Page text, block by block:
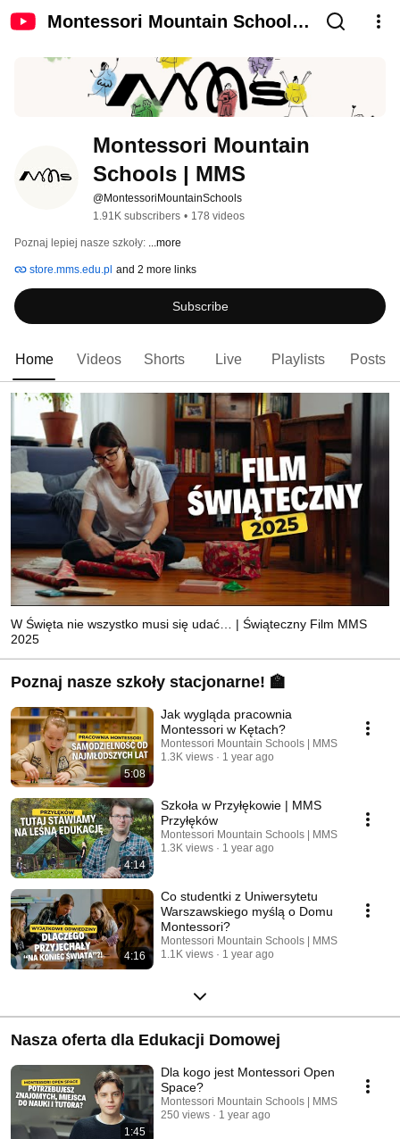
Montessori Mountain Schools |
Montessori Mountain
Schools | MMS
@MontessoriMountainSchools
1.91K subscribers • 178 videos
Poznaj lepiej nasze szkoły: ...more
store.mms.edu.pl and 2 more links
Subscribe
Home Videos Shorts Live Playlists Posts
W Święta nie wszystko musi się udać… | Świąteczny Film MMS
2025
Poznaj nasze szkoły stacjonarne! 🏫
5:08
Jak wygląda pracownia
Montessori w Kętach?
Montessori Mountain Schools | MMS
1.3K views
1 year ago
4:14
Szkoła w Przyłękowie | MMS
Przyłęków
Montessori Mountain Schools | MMS
1.3K views
1 year ago
4:16
Co studentki z Uniwersytetu
Warszawskiego myślą o Domu
Montessori?
Montessori Mountain Schools | MMS
1.1K views
1 year ago
Nasza oferta dla Edukacji Domowej
1:45
Dla kogo jest Montessori Open
Space?
Montessori Mountain Schools | MMS
250 views
1 year ago